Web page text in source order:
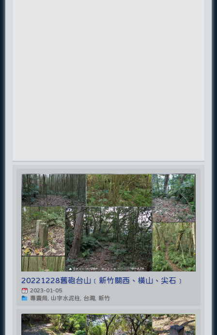
20221228舊砲台山﹝新竹關西、橫山、尖石﹞
2023-01-05
專賣局, 山字水泥柱, 台灣, 新竹